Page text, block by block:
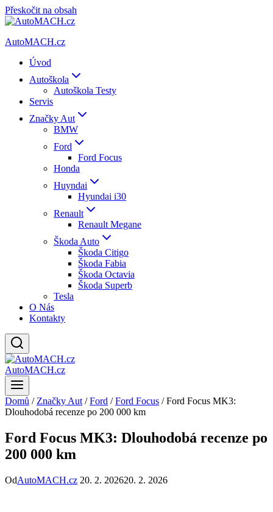
Přeskočit na obsah
AutoMACH.cz
Úvod
Autoškola
Autoškola Testy
Servis
Značky Aut
BMW
Ford
Ford Focus
Honda
Huyndai
Hyundai i30
Renault
Renault Megane
Škoda Auto
Škoda Citigo
Škoda Fabia
Škoda Octavia
Škoda Superb
Tesla
O Nás
Kontakty
AutoMACH.cz
Domů / Značky Aut / Ford / Ford Focus / Ford Focus MK3:
Dlouhodobá recenze po 200 000 km
Ford Focus MK3: Dlouhodobá recenze po
200 000 km
OdAutoMACH.cz 20. 2. 202620. 2. 2026